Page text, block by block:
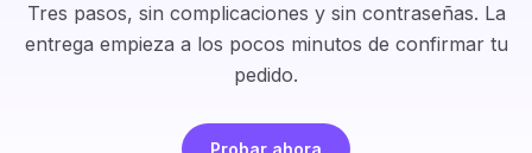
Tres pasos, sin complicaciones y sin contraseñas. La
entrega empieza a los pocos minutos de confirmar tu
pedido.
Probar ahora